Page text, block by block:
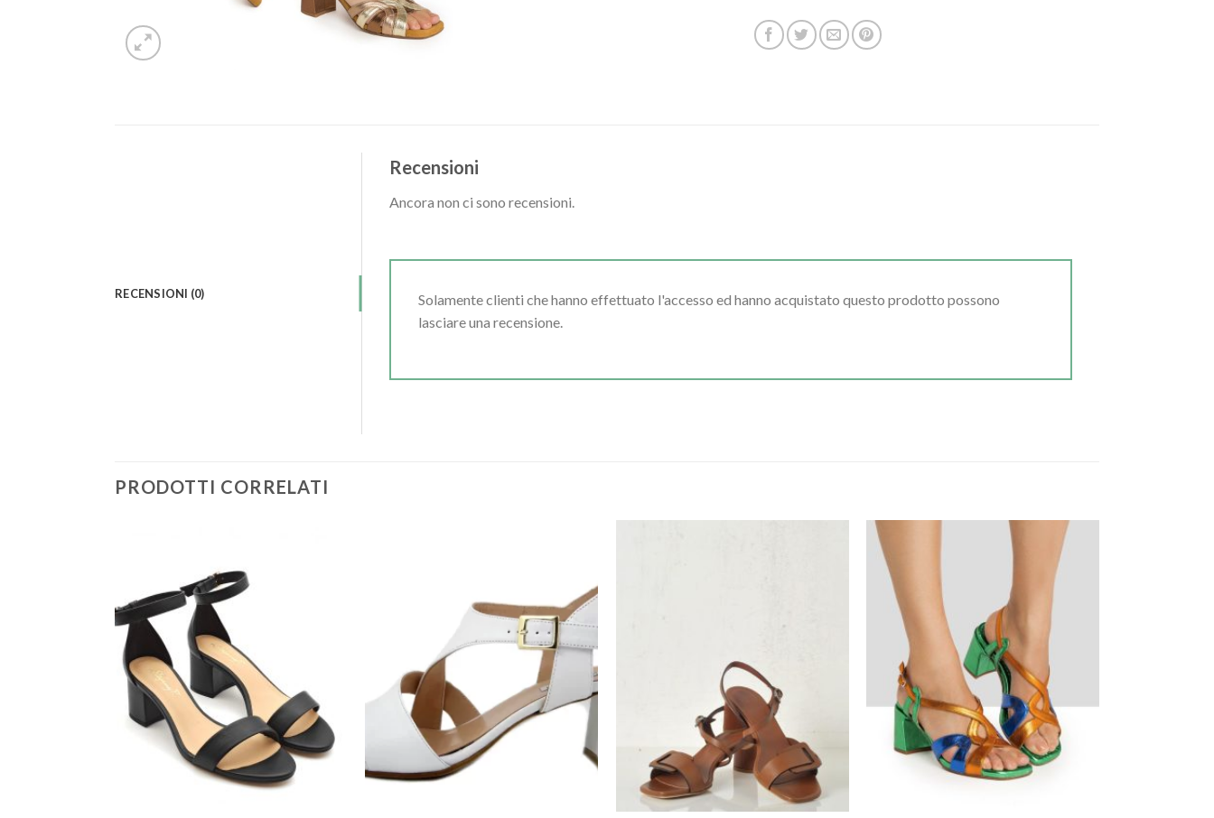
RECENSIONI (0)
Recensioni
Ancora non ci sono recensioni.
Solamente clienti che hanno effettuato l'accesso ed hanno acquistato questo prodotto possono
lasciare una recensione.
PRODOTTI CORRELATI